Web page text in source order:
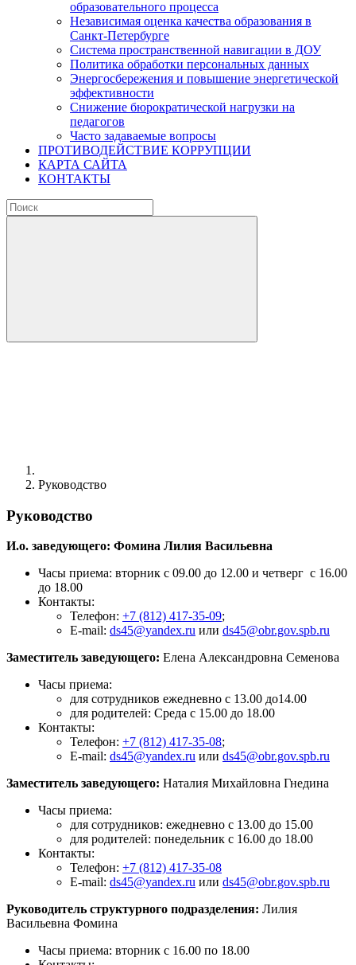
образовательного процесса
Независимая оценка качества образования в
Санкт-Петербурге
Система пространственной навигации в ДОУ
Политика обработки персональных данных
Энергосбережения и повышение энергетической
эффективности
Снижение бюрократической нагрузки на
педагогов
Часто задаваемые вопросы
ПРОТИВОДЕЙСТВИЕ КОРРУПЦИИ
КАРТА САЙТА
КОНТАКТЫ
Руководство
Руководство
И.о. заведующего: Фомина Лилия Васильевна
Часы приема: вторник с 09.00 до 12.00 и четверг с 16.00
до 18.00
Контакты:
Телефон: +7 (812) 417-35-09;
E-mail: ds45@yandex.ru или ds45@obr.gov.spb.ru
Заместитель заведующего: Елена Александровна Семенова
Часы приема:
для сотрудников ежедневно с 13.00 до14.00
для родителей: Среда с 15.00 до 18.00
Контакты:
Телефон: +7 (812) 417-35-08;
E-mail: ds45@yandex.ru или ds45@obr.gov.spb.ru
Заместитель заведующего: Наталия Михайловна Гнедина
Часы приема:
для сотрудников: ежедневно с 13.00 до 15.00
для родителей: понедельник с 16.00 до 18.00
Контакты:
Телефон: +7 (812) 417-35-08
E-mail: ds45@yandex.ru или ds45@obr.gov.spb.ru
Руководитель структурного подразделения​: Лилия
Васильевна Фомина
Часы приема: вторник с 16.00 по 18.00